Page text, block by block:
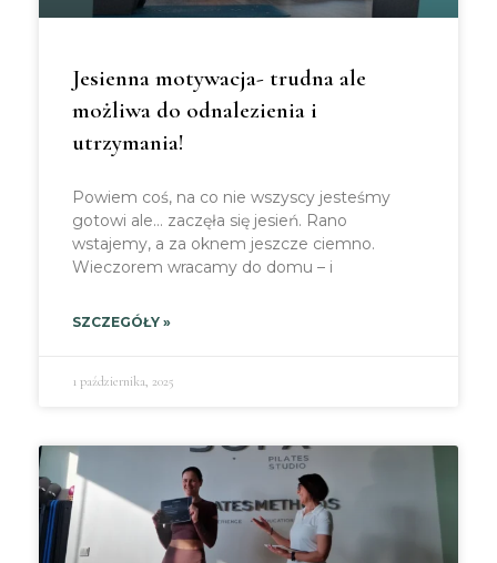
Jesienna motywacja- trudna ale
możliwa do odnalezienia i
utrzymania!
Powiem coś, na co nie wszyscy jesteśmy
gotowi ale… zaczęła się jesień. Rano
wstajemy, a za oknem jeszcze ciemno.
Wieczorem wracamy do domu – i
SZCZEGÓŁY »
1 października, 2025